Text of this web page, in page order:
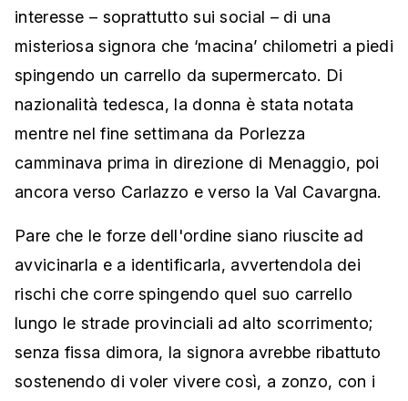
interesse – soprattutto sui social – di una
misteriosa signora che ‘macina’ chilometri a piedi
spingendo un carrello da supermercato. Di
nazionalità tedesca, la donna è stata notata
mentre nel fine settimana da Porlezza
camminava prima in direzione di Menaggio, poi
ancora verso Carlazzo e verso la Val Cavargna.
Pare che le forze dell'ordine siano riuscite ad
avvicinarla e a identificarla, avvertendola dei
rischi che corre spingendo quel suo carrello
lungo le strade provinciali ad alto scorrimento;
senza fissa dimora, la signora avrebbe ribattuto
sostenendo di voler vivere così, a zonzo, con i